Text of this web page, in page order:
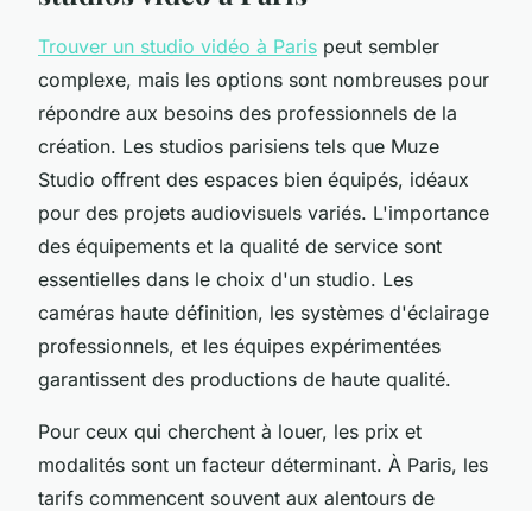
Trouver un studio vidéo à Paris peut sembler
complexe, mais les options sont nombreuses pour
répondre aux besoins des professionnels de la
création. Les studios parisiens tels que Muze
Studio offrent des espaces bien équipés, idéaux
pour des projets audiovisuels variés. L'importance
des équipements et la qualité de service sont
essentielles dans le choix d'un studio. Les
caméras haute définition, les systèmes d'éclairage
professionnels, et les équipes expérimentées
garantissent des productions de haute qualité.
Pour ceux qui cherchent à louer, les prix et
modalités sont un facteur déterminant. À Paris, les
tarifs commencent souvent aux alentours de